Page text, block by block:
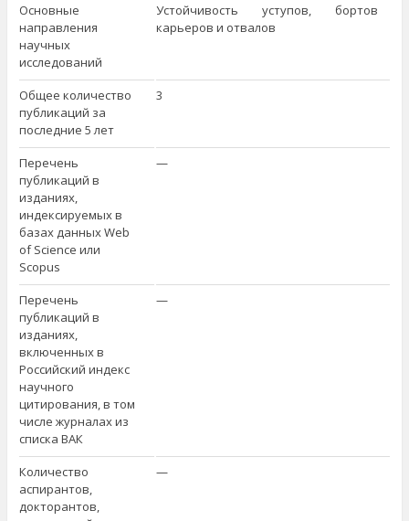
Основные
направления
научных
исследований
Устойчивость уступов, бортов
карьеров и отвалов
Общее количество
публикаций за
последние 5 лет
3
Перечень
публикаций в
изданиях,
индексируемых в
базах данных Web
of Science или
Scopus
—
Перечень
публикаций в
изданиях,
включенных в
Российский индекс
научного
цитирования, в том
числе журналах из
списка ВАК
—
Количество
аспирантов,
докторантов,
—